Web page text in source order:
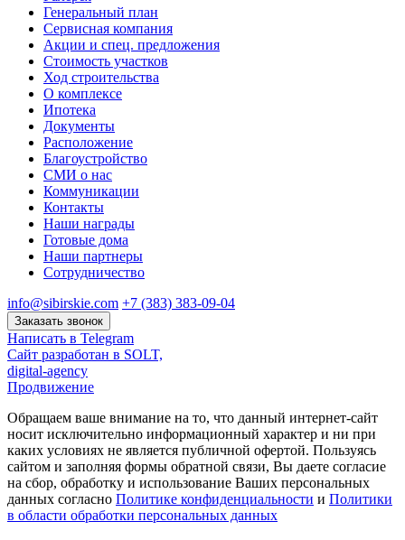
Генеральный план
Сервисная компания
Акции и спец. предложения
Стоимость участков
Ход строительства
О комплексе
Ипотека
Документы
Расположение
Благоустройство
СМИ о нас
Коммуникации
Контакты
Наши награды
Готовые дома
Наши партнеры
Сотрудничество
info@sibirskie.com +7 (383) 383-09-04
Заказать звонок
Написать в Telegram
Сайт разработан в SOLT,
digital-agency
Продвижение
Обращаем ваше внимание на то, что данный интернет-сайт
носит исключительно информационный характер и ни при
каких условиях не является публичной офертой. Пользуясь
сайтом и заполняя формы обратной связи, Вы даете согласие
на сбор, обработку и использование Ваших персональных
данных согласно Политике конфиденциальности и Политики
в области обработки персональных данных